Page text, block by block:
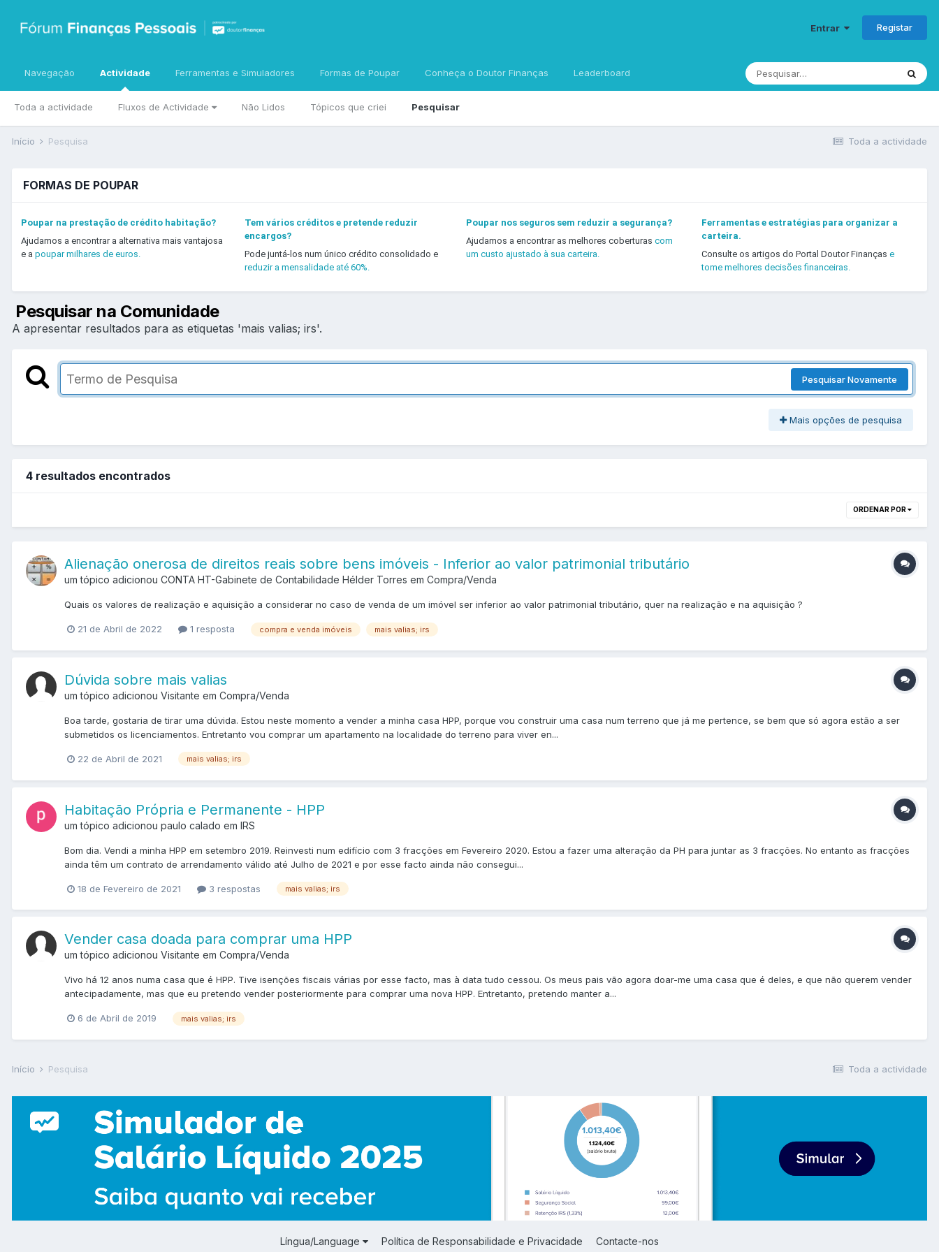
Entrar Registar
Navegação Actividade
Toda a actividade Fluxos de Actividade Não Lidos Tópicos que criei Pesquisar
Ferramentas e Simuladores Formas de Poupar Conheça o Doutor Finanças Leaderboard
Toda a actividade
Início Pesquisa
FORMAS DE POUPAR
Poupar na prestação de crédito habitação?
Ajudamos a encontrar a alternativa mais vantajosa
e a poupar milhares de euros.
Tem vários créditos e pretende reduzir
encargos?
Pode juntá-los num único crédito consolidado e
reduzir a mensalidade até 60%.
Poupar nos seguros sem reduzir a segurança?
Ajudamos a encontrar as melhores coberturascom
um custo ajustado à sua carteira.
Ferramentas e estratégias para organizar a
carteira.
Consulte os artigos do Portal Doutor Finanças e
tome melhores decisões financeiras.
Pesquisar na Comunidade
A apresentar resultados para as etiquetas 'mais valias; irs'.
Pesquisar Novamente
Mais opções de pesquisa
4 resultados encontrados
ORDENAR POR
Alienação onerosa de direitos reais sobre bens imóveis - Inferior ao valor patrimonial tributário
um tópico adicionou CONTA HT-Gabinete de Contabilidade Hélder Torres em Compra/Venda
Quais os valores de realização e aquisição a considerar no caso de venda de um imóvel ser inferior ao valor patrimonial tributário, quer na realização e na aquisição ?
21 de Abril de 2022 1 resposta compra e venda imóveis mais valias; irs
Dúvida sobre mais valias
um tópico adicionou Visitante em Compra/Venda
Boa tarde, gostaria de tirar uma dúvida. Estou neste momento a vender a minha casa HPP, porque vou construir uma casa num terreno que já me pertence, se bem que só agora estão a ser
submetidos os licenciamentos. Entretanto vou comprar um apartamento na localidade do terreno para viver en...
22 de Abril de 2021 mais valias; irs
Habitação Própria e Permanente - HPP
um tópico adicionou paulo calado em IRS
Bom dia. Vendi a minha HPP em setembro 2019. Reinvesti num edifício com 3 fracções em Fevereiro 2020. Estou a fazer uma alteração da PH para juntar as 3 fracções. No entanto as fracções
ainda têm um contrato de arrendamento válido até Julho de 2021 e por esse facto ainda não consegui...
18 de Fevereiro de 2021 3 respostas mais valias; irs
Vender casa doada para comprar uma HPP
um tópico adicionou Visitante em Compra/Venda
Vivo há 12 anos numa casa que é HPP. Tive isenções fiscais várias por esse facto, mas à data tudo cessou. Os meus pais vão agora doar-me uma casa que é deles, e que não querem vender
antecipadamente, mas que eu pretendo vender posteriormente para comprar uma nova HPP. Entretanto, pretendo manter a...
6 de Abril de 2019 mais valias; irs
Toda a actividade
Início Pesquisa
Língua/Language Política de Responsabilidade e Privacidade Contacte-nos